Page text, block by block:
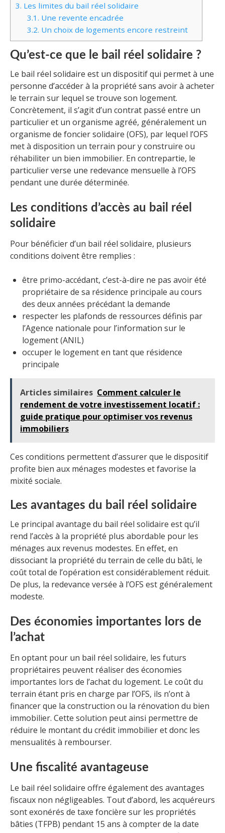
3. Les limites du bail réel solidaire
3.1. Une revente encadrée
3.2. Un choix de logements encore restreint
Qu’est-ce que le bail réel solidaire ?
Le bail réel solidaire est un dispositif qui permet à une
personne d’accéder à la propriété sans avoir à acheter
le terrain sur lequel se trouve son logement.
Concrètement, il s’agit d’un contrat passé entre un
particulier et un organisme agréé, généralement un
organisme de foncier solidaire (OFS), par lequel l’OFS
met à disposition un terrain pour y construire ou
réhabiliter un bien immobilier. En contrepartie, le
particulier verse une redevance mensuelle à l’OFS
pendant une durée déterminée.
Les conditions d’accès au bail réel
solidaire
Pour bénéficier d’un bail réel solidaire, plusieurs
conditions doivent être remplies :
être primo-accédant, c’est-à-dire ne pas avoir été
propriétaire de sa résidence principale au cours
des deux années précédant la demande
respecter les plafonds de ressources définis par
l’Agence nationale pour l’information sur le
logement (ANIL)
occuper le logement en tant que résidence
principale
Articles similaires Comment calculer le
rendement de votre investissement locatif :
guide pratique pour optimiser vos revenus
immobiliers
Ces conditions permettent d’assurer que le dispositif
profite bien aux ménages modestes et favorise la
mixité sociale.
Les avantages du bail réel solidaire
Le principal avantage du bail réel solidaire est qu’il
rend l’accès à la propriété plus abordable pour les
ménages aux revenus modestes. En effet, en
dissociant la propriété du terrain de celle du bâti, le
coût total de l’opération est considérablement réduit.
De plus, la redevance versée à l’OFS est généralement
modeste.
Des économies importantes lors de
l’achat
En optant pour un bail réel solidaire, les futurs
propriétaires peuvent réaliser des économies
importantes lors de l’achat du logement. Le coût du
terrain étant pris en charge par l’OFS, ils n’ont à
financer que la construction ou la rénovation du bien
immobilier. Cette solution peut ainsi permettre de
réduire le montant du crédit immobilier et donc les
mensualités à rembourser.
Une fiscalité avantageuse
Le bail réel solidaire offre également des avantages
fiscaux non négligeables. Tout d’abord, les acquéreurs
sont exonérés de taxe foncière sur les propriétés
bâties (TFPB) pendant 15 ans à compter de la date